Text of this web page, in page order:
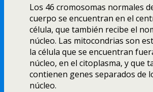
Los 46 cromosomas normales
cuerpo se encuentran en el
célula, que también recibe el
núcleo. Las mitocondrias son
la célula que se encuentran
núcleo, en el citoplasma, y que
contienen genes separados de
núcleo.